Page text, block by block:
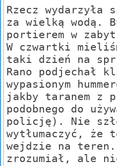
Rzecz wydarzyła
za wielką wodą.
portierem w
W czwartki
taki dzień na
Rano podjechał
wypasionym
jakby taranem z
podobnego do
policję). Nie
wytłumaczyć, że
wejdzie na teren.
zrozumiał, ale